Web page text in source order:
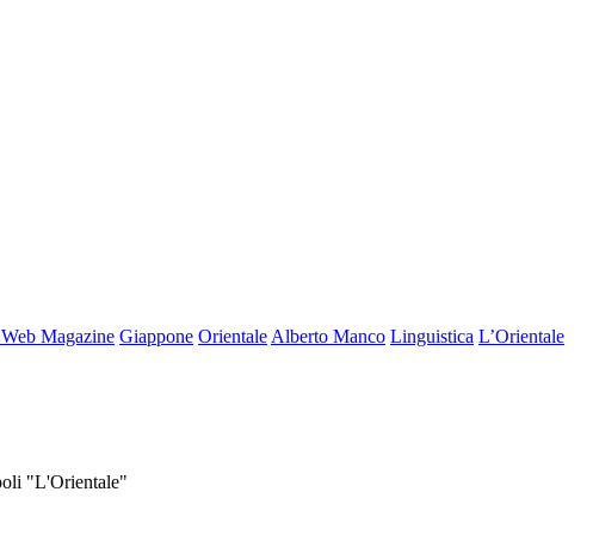
Magazine Giappone Orientale Alberto Manco Linguistica L’Orientale
"L'Orientale"